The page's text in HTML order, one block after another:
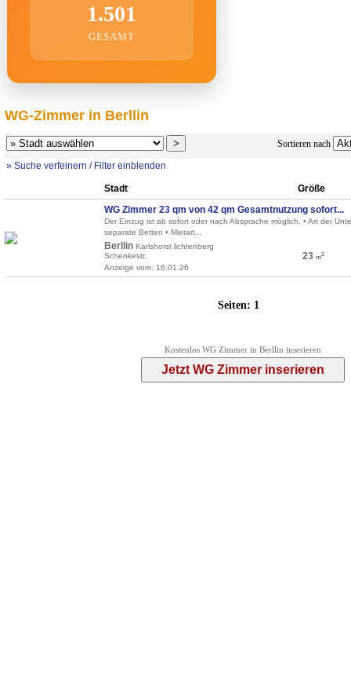
1.501
GESAMT
WG-Zimmer in Berllin
Sortieren nach
» Suche verfeinern / Filter einblenden
Stadt
Größe
WG Zimmer 23 qm von 42 qm Gesamtnutzung sofort...
Der Einzug ist ab sofort oder nach Absprache möglich. • Art der
separate Betten • Mietart...
Berllin Karlshorst lichtenberg
Schenkestr.
Anzeige vom: 16.01.26
23 m2
Seiten: 1
Kostenlos WG Zimmer in Berllin inserieren